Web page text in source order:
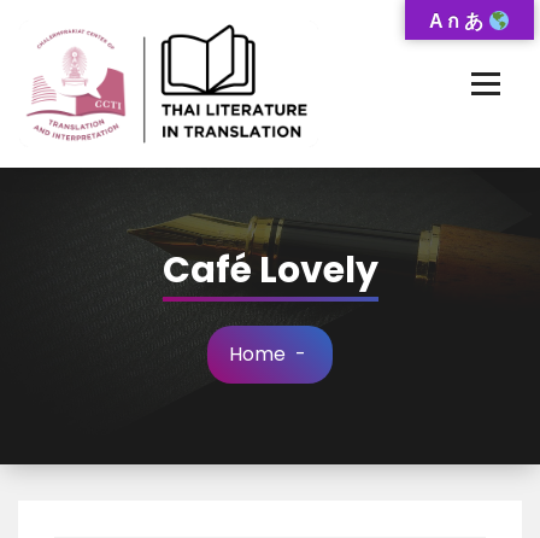
Content
Café Lovely
Home -
A ก あ